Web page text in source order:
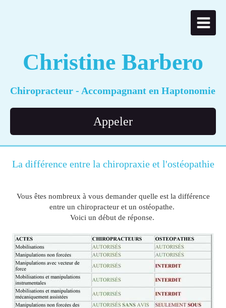
Christine Barbero
Chiropracteur - Accompagnant en Haptonomie
Appeler
La différence entre la chiropraxie et l'ostéopathie
Vous êtes nombreux à vous demander quelle est la différence
entre un chiropracteur et un ostéopathe.
Voici un début de réponse.